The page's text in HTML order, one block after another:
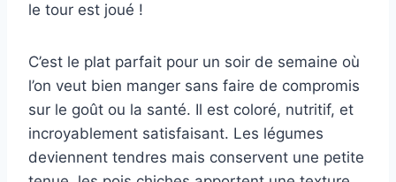
le tour est joué !
C’est le plat parfait pour un soir de semaine où
l’on veut bien manger sans faire de compromis
sur le goût ou la santé. Il est coloré, nutritif, et
incroyablement satisfaisant. Les légumes
deviennent tendres mais conservent une petite